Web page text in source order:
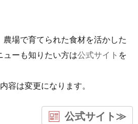
場で育てられた食材を活かした
ューも知りたい方は公式サイト を
容は変更になります。
公式サイト≫